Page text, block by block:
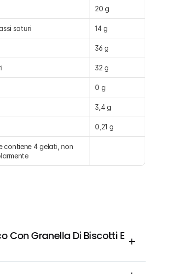
20 g
saturi 14 g
36 g
32 g
0 g
3,4 g
0,21 g
contiene 4 gelati, non
Con Granella Di Biscotti E